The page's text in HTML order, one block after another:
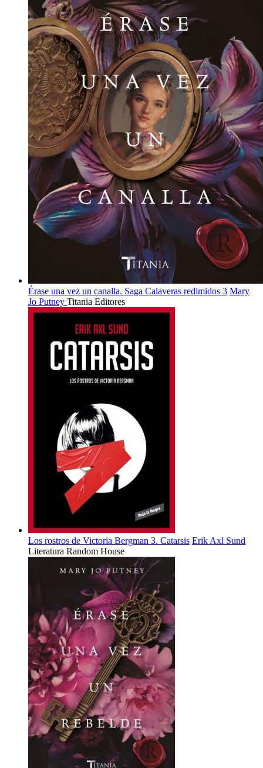
Érase una vez un canalla. Saga Calaveras redimidos 3 Mary
Jo Putney Titania Editores
Los rostros de Victoria Bergman 3. Catarsis Erik Axl Sund
Literatura Random House